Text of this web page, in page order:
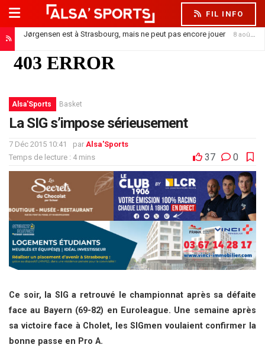
FIL INFO
Jørgensen est à Strasbourg, mais ne peut pas encore jouer 8 août 2026
Alsa'Sports Basket
La SIG s’impose sérieusement
7 Déc 2015 10:41 par Alsa'Sports
Temps de lecture : 4 mins
37 0
Ce soir, la SIG a retrouvé le championnat après sa défaite
face au Bayern (69-82) en Euroleague. Une semaine après
sa victoire face à Cholet, les SIGmen voulaient confirmer la
bonne passe en Pro A.